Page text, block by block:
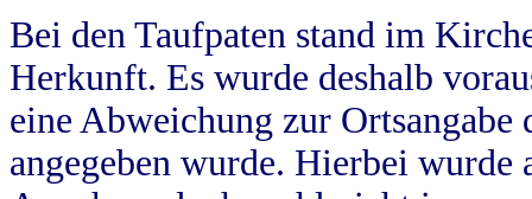
Bei den Taufpaten stand im
Herkunft. Es wurde deshalb
eine Abweichung zur
angegeben wurde. Hierbei wurde